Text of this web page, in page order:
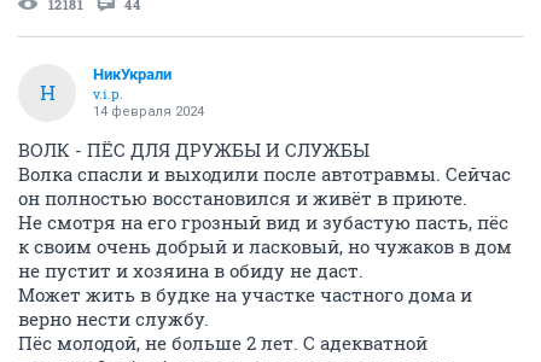
12181 44
Н
НикУкрали
v.i.p.
14 февраля 2024
ВОЛК - ПЁС ДЛЯ ДРУЖБЫ И СЛУЖБЫ
Волка спасли и выходили после автотравмы. Сейчас
он полностью восстановился и живёт в приюте.
Не смотря на его грозный вид и зубастую пасть, пёс
к своим очень добрый и ласковый, но чужаков в дом
не пустит и хозяина в обиду не даст.
Может жить в будке на участке частного дома и
верно нести службу.
Пёс молодой, не больше 2 лет. С адекватной